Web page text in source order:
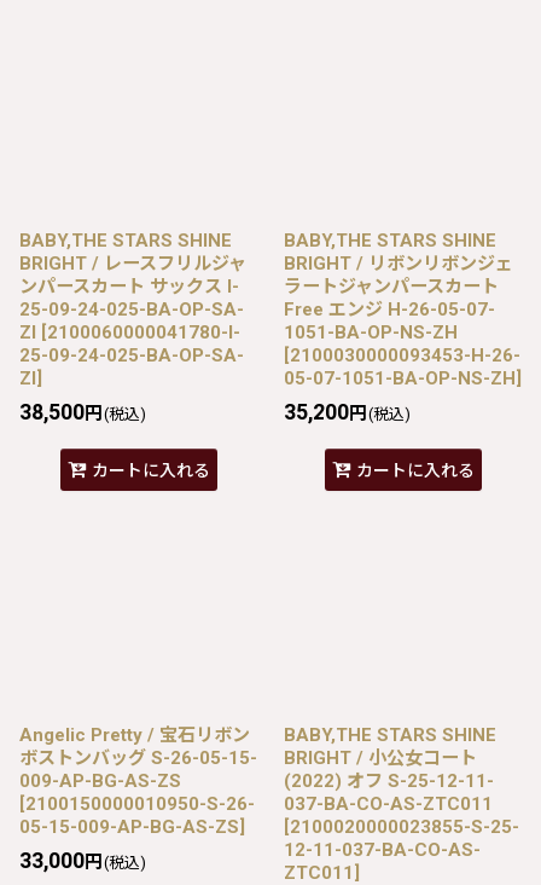
BABY,THE STARS SHINE
BRIGHT / レースフリルジャ
ンパースカート サックス I-
25-09-24-025-BA-OP-SA-
ZI [2100060000041780-I-
25-09-24-025-BA-OP-SA-
ZI]
38,500円 (税込)
カートに入れる
BABY,THE STARS SHINE
BRIGHT / リボンリボンジェ
ラートジャンパースカート
Free エンジ H-26-05-07-
1051-BA-OP-NS-ZH
[2100030000093453-H-26-
05-07-1051-BA-OP-NS-ZH]
35,200円 (税込)
カートに入れる
Angelic Pretty / 宝石リボン
ボストンバッグ S-26-05-15-
009-AP-BG-AS-ZS
[2100150000010950-S-26-
05-15-009-AP-BG-AS-ZS]
33,000円 (税込)
BABY,THE STARS SHINE
BRIGHT / 小公女コート
(2022) オフ S-25-12-11-
037-BA-CO-AS-ZTC011
[2100020000023855-S-25-
12-11-037-BA-CO-AS-
ZTC011 ]